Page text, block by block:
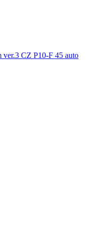
ver.3 CZ P10-F 45 auto